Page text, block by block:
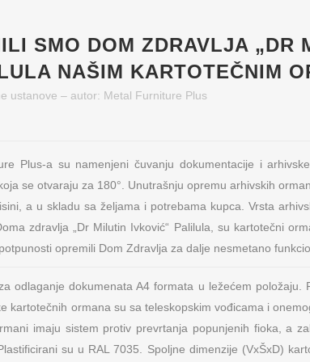
SMO DOM ZDRAVLJA „DR
NAŠIM KARTOTEČNIM
ustanove – autor: Metal Furniture Plus
Plus-a su namenjeni čuvanju dokumentacije i
se otvaraju za 180°. Unutrašnju opremu arhivskih
a u skladu sa željama i potrebama kupca. Vrsta
zdravlja „Dr Milutin Ivković“ Palilula, su kartotečni
opremili Dom Zdravlja za dalje nesmetano
odlaganje dokumenata A4 formata u ležećem položaju.
kartotečnih ormana su sa teleskopskim vođicama i
imaju sistem protiv prevrtanja popunjenih fioka, a
su u RAL 7035. Spoljne dimenzije (VxŠxD)